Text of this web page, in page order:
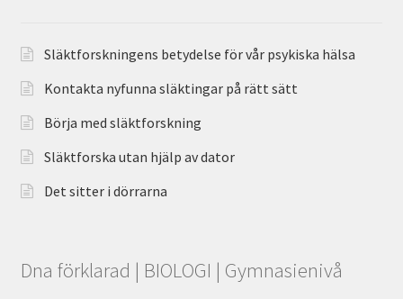
Släktforskningens betydelse för vår psykiska hälsa
Kontakta nyfunna släktingar på rätt sätt
Börja med släktforskning
Släktforska utan hjälp av dator
Det sitter i dörrarna
Dna förklarad | BIOLOGI | Gymnasienivå